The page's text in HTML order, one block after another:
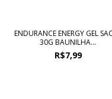
ENDURANCE ENERGY GEL
30G BAUNILHA...
R$7,99